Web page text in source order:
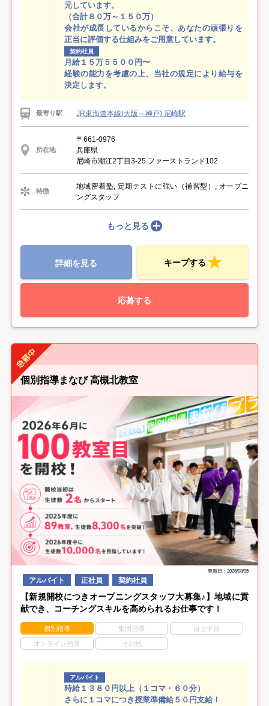
元しています。
（合計８０万～１５０万）
会社が成長しているからこそ、あなたの頑張りを
正当に評価する仕組みをご用意しています。
契約社員
月給１５万５５００円〜
経験の能力を考慮の上、当社の規定により給与を
決定します。
最寄り駅 JR東海道本線(大阪～神戸) 尼崎駅
所在地
〒661-0976
兵庫県
尼崎市潮江2丁目3‐25 ファーストランド102
特徴
地域密着塾, 定期テストに強い（補習型）, オープニ
ングスタッフ
もっと見る
詳細を見る キープする
応募する
個別指導まなび 高槻北教室
更新日：2026/08/05
アルバイト 正社員 契約社員
【新規開校につきオープニングスタッフ大募集♪】地域に貢
献でき、コーチングスキルを高められるお仕事です！
個別指導 集団指導 自立学習
オンライン指導 その他
アルバイト
時給１３８０円以上（１コマ・６０分）
さらに１コマにつき授業準備給５０円支給！